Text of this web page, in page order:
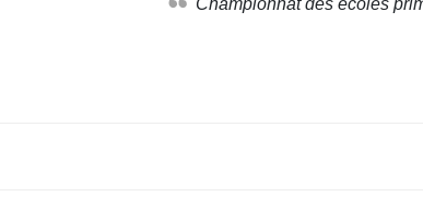
Championnat des écoles